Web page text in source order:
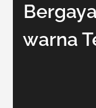
warna